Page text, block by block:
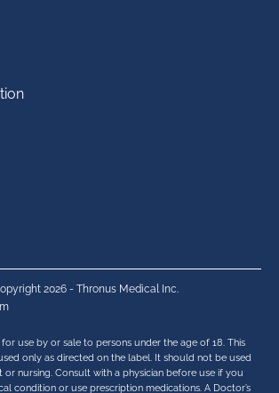
2026 - Thronus Medical Inc.
use by or sale to persons under the age of 18. This
only as directed on the label. It should not be used
or nursing. Consult with a physician before use if you
condition or use prescription medications. A Doctor’s